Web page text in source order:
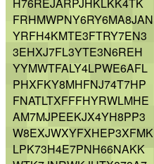
FRHMWPNY6RY6MA8JAN
YRFH4KMTE3FTRY7EN3
3EHXJ7FL3YTE3N6REH
YYMWTFALY4LPWE6AFL
PHXFKY8MHFNJ74T7HP
FNATLTXFFFHYRWLMHE
AM7MJPEEKJX4YH8PP3
W8EXJWXYFXHEP3XFMK
LPK73H4E7PNH66NAKK